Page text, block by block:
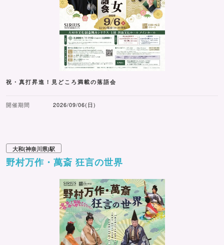
祝・真打昇進！見どころ満載の落語会
開催期間 2026/09/06(日)
大和(神奈川県)駅
野村万作・萬斎 狂言の世界